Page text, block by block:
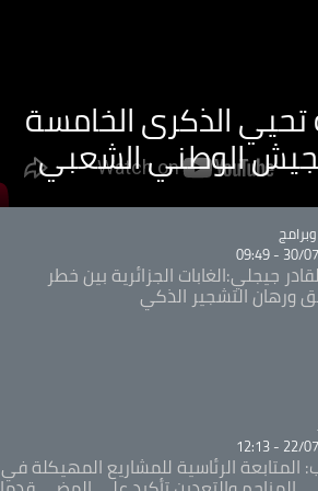
تحيي الذكرى الخامسة
الوطني الشعبي
30/07/
جيجلي:الغابات الجزائرية بين خطر
ورهان التشجير الذكي
22/07/
المتابعة الرئاسية للمشاريع المهيكلة في